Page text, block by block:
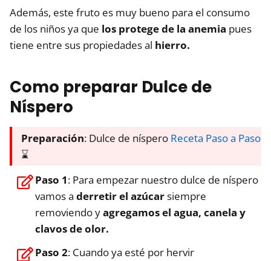
Además, este fruto es muy bueno para el consumo
de los niños ya que los protege de la anemia pues
tiene entre sus propiedades al hierro.
Como preparar Dulce de
Níspero
Preparación: Dulce de níspero Receta Paso a Paso
⌛
Paso 1: Para empezar nuestro dulce de níspero
vamos a derretir el azúcarsiempre
removiendo yagregamos el agua, canela y
clavos de olor.
Paso 2: Cuando ya esté por hervir